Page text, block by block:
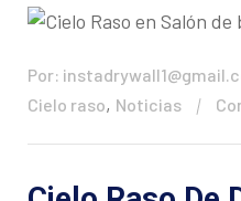
Por:
Cielo raso, Noticias